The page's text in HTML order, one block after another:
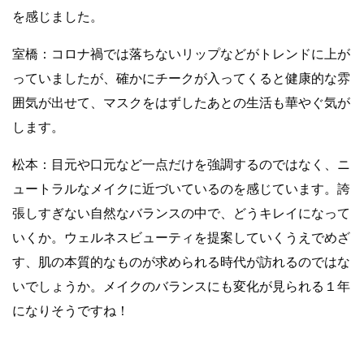
を感じました。
室橋：コロナ禍では落ちないリップなどがトレンドに上が
っていましたが、確かにチークが入ってくると健康的な雰
囲気が出せて、マスクをはずしたあとの生活も華やぐ気が
します。
松本：目元や口元など一点だけを強調するのではなく、ニ
ュートラルなメイクに近づいているのを感じています。誇
張しすぎない自然なバランスの中で、どうキレイになって
いくか。ウェルネスビューティを提案していくうえでめざ
す、肌の本質的なものが求められる時代が訪れるのではな
いでしょうか。メイクのバランスにも変化が見られる１年
になりそうですね！